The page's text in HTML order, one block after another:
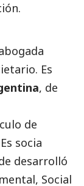
Es
, de
de
socia
desarrolló
Social